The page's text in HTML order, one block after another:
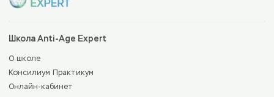
Школа Anti-Age Expert
О школе
Консилиум Практикум
Онлайн-кабинет